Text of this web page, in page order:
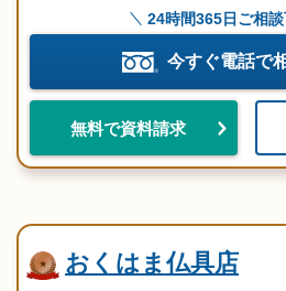
24時間365日ご相
今すぐ電話で
無料で資料請求
おくはま仏具店